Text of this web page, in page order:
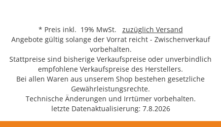
* Preis inkl. 19% MwSt. zuzüglich Versand
Angebote gültig solange der Vorrat reicht - Zwischenverkauf
vorbehalten.
Stattpreise sind bisherige Verkaufspreise oder unverbindlich
empfohlene Verkaufspreise des Herstellers.
Bei allen Waren aus unserem Shop bestehen gesetzliche
Gewährleistungsrechte.
Technische Änderungen und Irrtümer vorbehalten.
letzte Datenaktualisierung: 7.8.2026